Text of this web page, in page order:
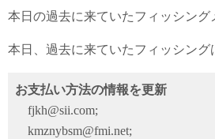
本日の過去に来ていたフィッシング
本日、過去に来ていたフィッシング
お支払い方法の情報を更新
fjkh@sii.com;
kmznybsm@fmi.net;